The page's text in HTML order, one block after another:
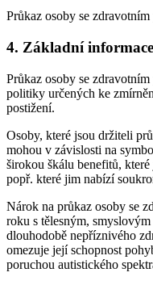
Průkaz osoby se
4. Základní
Průkaz osoby se
politiky určených ke
postižení.
Osoby, které jsou držiteli
mohou v závislosti na
širokou škálu benefitů,
popř. které jim nabízí
Nárok na průkaz osoby se
roku s tělesným,
dlouhodobě nepříznivého
omezuje její schopnost
poruchou autistického